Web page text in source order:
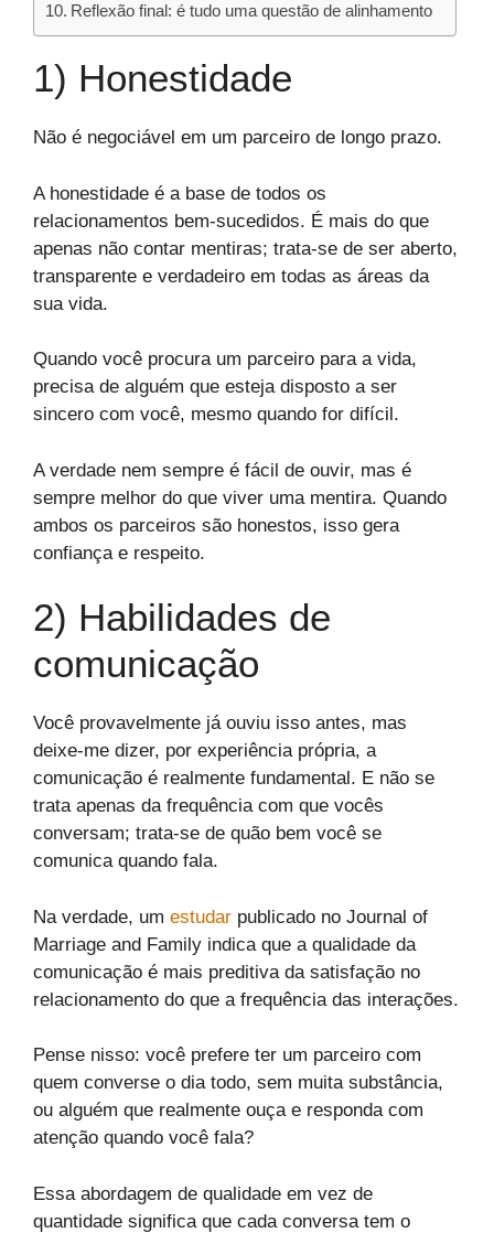
Reflexão final: é tudo uma questão de alinhamento
1) Honestidade
Não é negociável em um parceiro de longo prazo.
A honestidade é a base de todos os
relacionamentos bem-sucedidos. É mais do que
apenas não contar mentiras; trata-se de ser aberto,
transparente e verdadeiro em todas as áreas da
sua vida.
Quando você procura um parceiro para a vida,
precisa de alguém que esteja disposto a ser
sincero com você, mesmo quando for difícil.
A verdade nem sempre é fácil de ouvir, mas é
sempre melhor do que viver uma mentira. Quando
ambos os parceiros são honestos, isso gera
confiança e respeito.
2) Habilidades de
comunicação
Você provavelmente já ouviu isso antes, mas
deixe-me dizer, por experiência própria, a
comunicação é realmente fundamental. E não se
trata apenas da frequência com que vocês
conversam; trata-se de quão bem você se
comunica quando fala.
Na verdade, um estudar publicado no Journal of
Marriage and Family indica que a qualidade da
comunicação é mais preditiva da satisfação no
relacionamento do que a frequência das interações.
Pense nisso: você prefere ter um parceiro com
quem converse o dia todo, sem muita substância,
ou alguém que realmente ouça e responda com
atenção quando você fala?
Essa abordagem de qualidade em vez de
quantidade significa que cada conversa tem o